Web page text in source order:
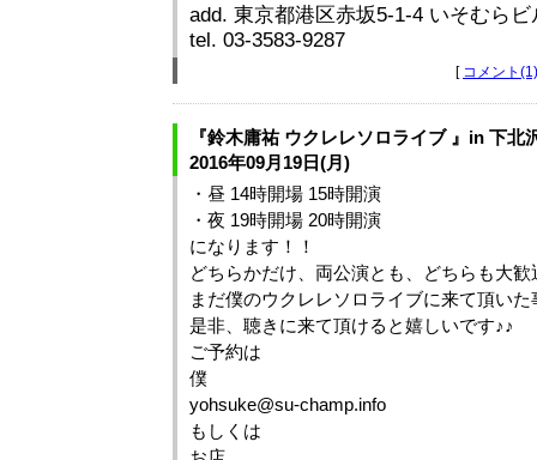
add. 東京都港区赤坂5-1-4 いそむらビ
tel. 03-3583‐9287
[ コメント(1)
『鈴木庸祐 ウクレレソロライブ 』in 下北
2016年09月19日(月)
・昼 14時開場 15時開演
・夜 19時開場 20時開演
になります！！
どちらかだけ、両公演とも、どちらも大歓
まだ僕のウクレレソロライブに来て頂い
是非、聴きに来て頂けると嬉しいです♪♪
ご予約は
僕
yohsuke@su-champ.info
もしくは